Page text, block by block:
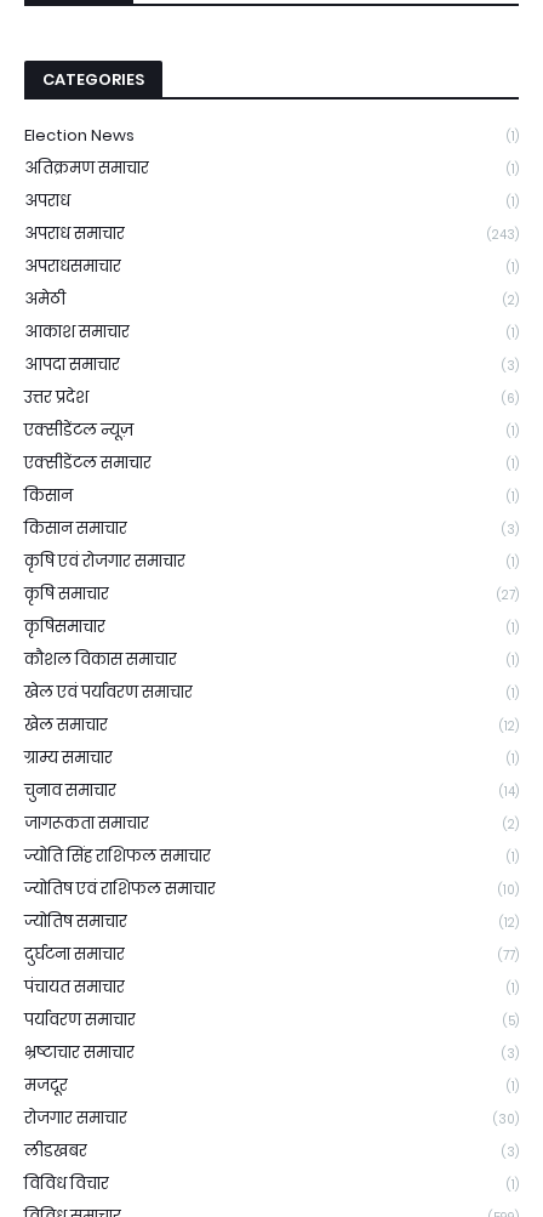
CATEGORIES
Election News (1)
अतिक्रमण समाचार (1)
अपराध (1)
अपराध समाचार (243)
अपराधसमाचार (1)
अमेठी (2)
आकाश समाचार (1)
आपदा समाचार (3)
उत्तर प्रदेश (6)
एक्सीडेंटल न्यूज़ (1)
एक्सीडेंटल समाचार (1)
किसान (1)
किसान समाचार (3)
कृषि एवं रोजगार समाचार (1)
कृषि समाचार (27)
कृषिसमाचार (1)
कौशल विकास समाचार (1)
खेल एवं पर्यावरण समाचार (1)
खेल समाचार (12)
ग्राम्य समाचार (1)
चुनाव समाचार (14)
जागरूकता समाचार (2)
ज्योति सिंह राशिफल समाचार (1)
ज्योतिष एवं राशिफल समाचार (10)
ज्योतिष समाचार (12)
दुर्घटना समाचार (77)
पंचायत समाचार (1)
पर्यावरण समाचार (5)
भ्रष्टाचार समाचार (3)
मजदूर (1)
रोजगार समाचार (30)
लीडखबर (3)
विविध विचार (1)